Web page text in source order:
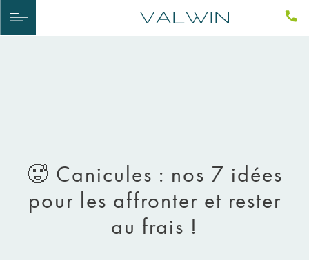
🥵​ Canicules : nos 7 idées
pour les affronter et rester
au frais !